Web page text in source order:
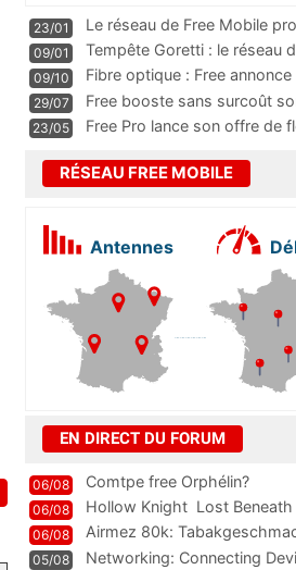
23/01
Le réseau de Free Mobile
m
09/01
Tempête Goretti : le réseau
09/10
Fibre optique : Free
pass
29/07
Free booste sans surcoût
23/05 Free Pro lance son offre de
RÉSEAU FREE MOBILE
Antennes
EN DIRECT DU FORUM
06/08 Comtpe free Orphélin?
06/08 Hollow Knight  Lost
06/08
Airmez 80k:
Technologie und Leistung im
05/08 Networking: Connecting